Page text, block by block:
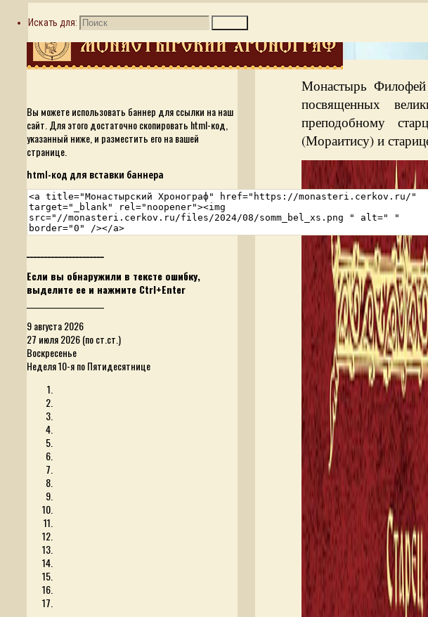
Искать для:
Монастырь
посвященных
преподобному
(Мораитису) и
Вы можете использовать баннер для ссылки на наш
сайт. Для этого достаточно скопировать html-код,
указанный ниже, и разместить его на вашей
странице.
html-код для вставки баннера
Если вы обнаружили в тексте ошибку,
выделите ее и нажмите Ctrl+Enter
9 августа 2026
27 июля 2026 (по ст.ст.)
Воскресенье
Неделя 10-я по Пятидесятнице